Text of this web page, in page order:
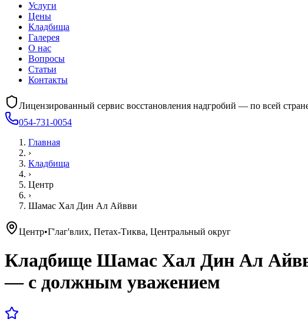
Услуги
Цены
Кладбища
Галерея
О нас
Вопросы
Статьи
Контакты
Лицензированный сервис восстановления надгробий — по всей
054-731-0054
Главная
›
Кладбища
›
Центр
›
Шамас Хал Дин Ал Айвви
Центр•Г'лаг'влих, Петах-Тиква, Центральный округ
Кладбище Шамас Хал Дин Ал
— с должным уважением